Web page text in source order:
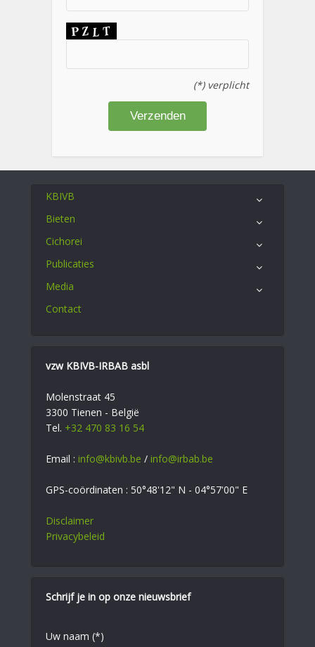
(*) verplicht
KBIVB
Bieten
Cichorei
Publicaties
Media
Contact
vzw KBIVB-IRBAB asbl
Molenstraat 45
3300 Tienen - België
Tel. +32 470 83 16 54
Email : info@kbivb.be / info@irbab.be
GPS-coördinaten : 50°48'12" N - 04°57'00" E
Disclaimer
Privacybeleid
Schrijf je in op onze nieuwsbrief
Uw naam (*)